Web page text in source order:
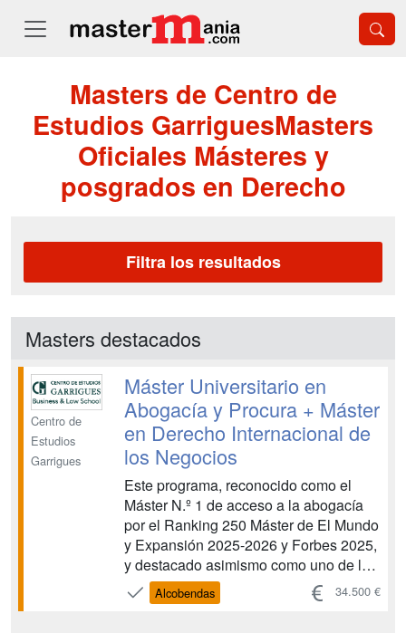
Masters de Centro de
Estudios GarriguesMasters
Oficiales Másteres y
posgrados en Derecho
Filtra los resultados
Masters destacados
Centro de
Estudios
Garrigues
Máster Universitario en
Abogacía y Procura + Máster
en Derecho Internacional de
los Negocios
Este programa, reconocido como el
Máster N.º 1 de acceso a la abogacía
por el Ranking 250 Máster de El Mundo
y Expansión 2025-2026 y Forbes 2025,
y destacado asimismo como uno de los
mejores másteres en derecho
internacional por la Guía de Másteres
Alcobendas 34.500 €